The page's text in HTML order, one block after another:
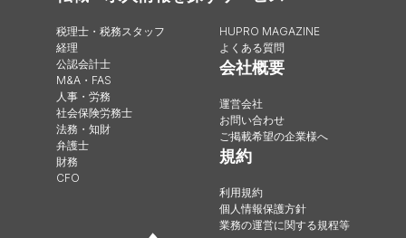
税理士・税務スタッフ
経理
公認会計士
M&A・FAS
人事・労務
社会保険労務士
法務・知財
弁護士
財務
CFO
HUPRO MAGAZINE
よくある質問
会社概要
運営会社
お問い合わせ
ご掲載希望の企業様へ
規約
利用規約
個人情報保護方針
業務の運営に関する規程等